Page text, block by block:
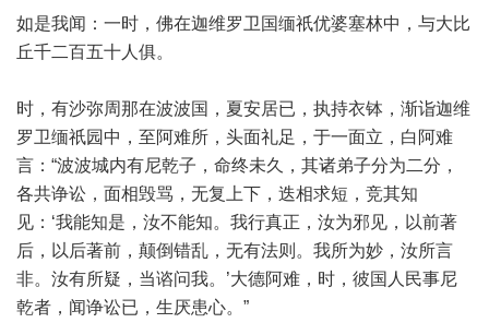
如是我闻：一时，佛在迦维罗卫国缅祇优婆塞林中，与大比
丘千二百五十人俱。
时，有沙弥周那在波波国，夏安居已，执持衣钵，渐诣迦维
罗卫缅祇园中，至阿难所，头面礼足，于一面立，白阿难
言：“波波城内有尼乾子，命终未久，其诸弟子分为二分，
各共诤讼，面相毁骂，无复上下，迭相求短，竞其知
见：‘我能知是，汝不能知。我行真正，汝为邪见，以前著
后，以后著前，颠倒错乱，无有法则。我所为妙，汝所言
非。汝有所疑，当谘问我。’大德阿难，时，彼国人民事尼
乾者，闻诤讼已，生厌患心。”